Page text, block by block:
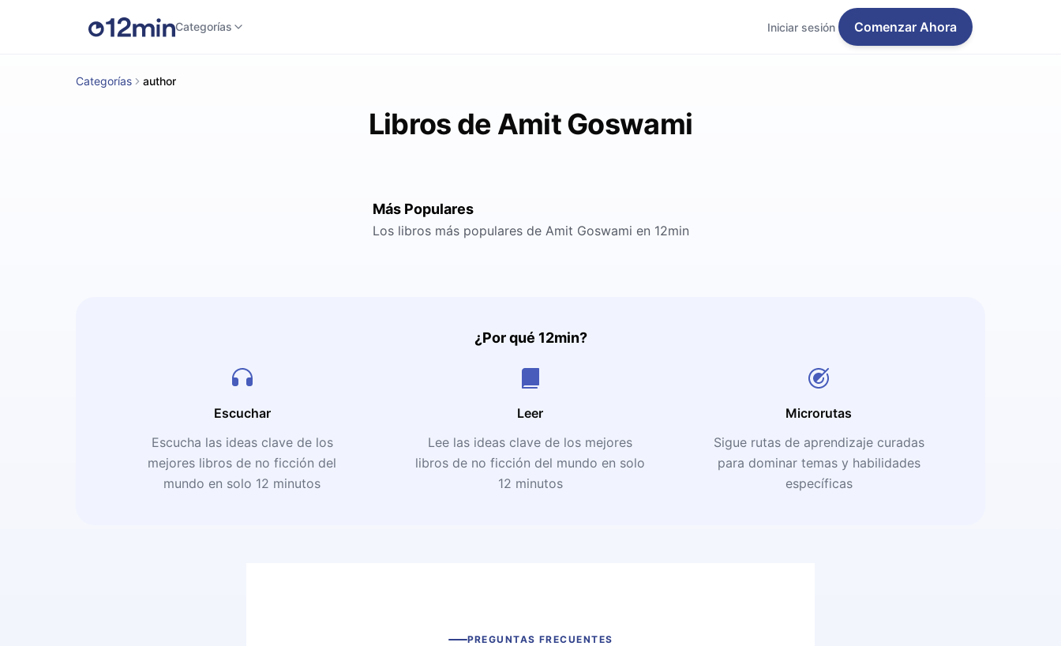
Categorías Iniciar sesión Comenzar Ahora
Categorías author
Libros de Amit Goswami
Más Populares
Los libros más populares de Amit Goswami en 12min
¿Por qué 12min?
Escuchar
Escucha las ideas clave de los
mejores libros de no ficción del
mundo en solo 12 minutos
Leer
Lee las ideas clave de los mejores
libros de no ficción del mundo en solo
12 minutos
Microrutas
Sigue rutas de aprendizaje curadas
para dominar temas y habilidades
específicas
PREGUNTAS FRECUENTES